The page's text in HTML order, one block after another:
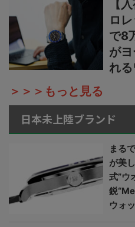
【
ロ
で8
が
れ
＞＞＞もっと見る
日本未上陸ブランド
まる
が美
式”ウ
鋭
ウォ